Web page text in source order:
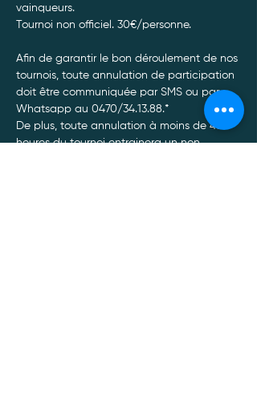
vainqueurs.
Tournoi non officiel. 30€/personne.
Afin de garantir le bon déroulement de nos
tournois, toute annulation de participation
doit être communiquée par SMS ou par
Whatsapp au 0470/34.13.88.*
De plus, toute annulation à moins de 48
heures du tournoi entrainera un non